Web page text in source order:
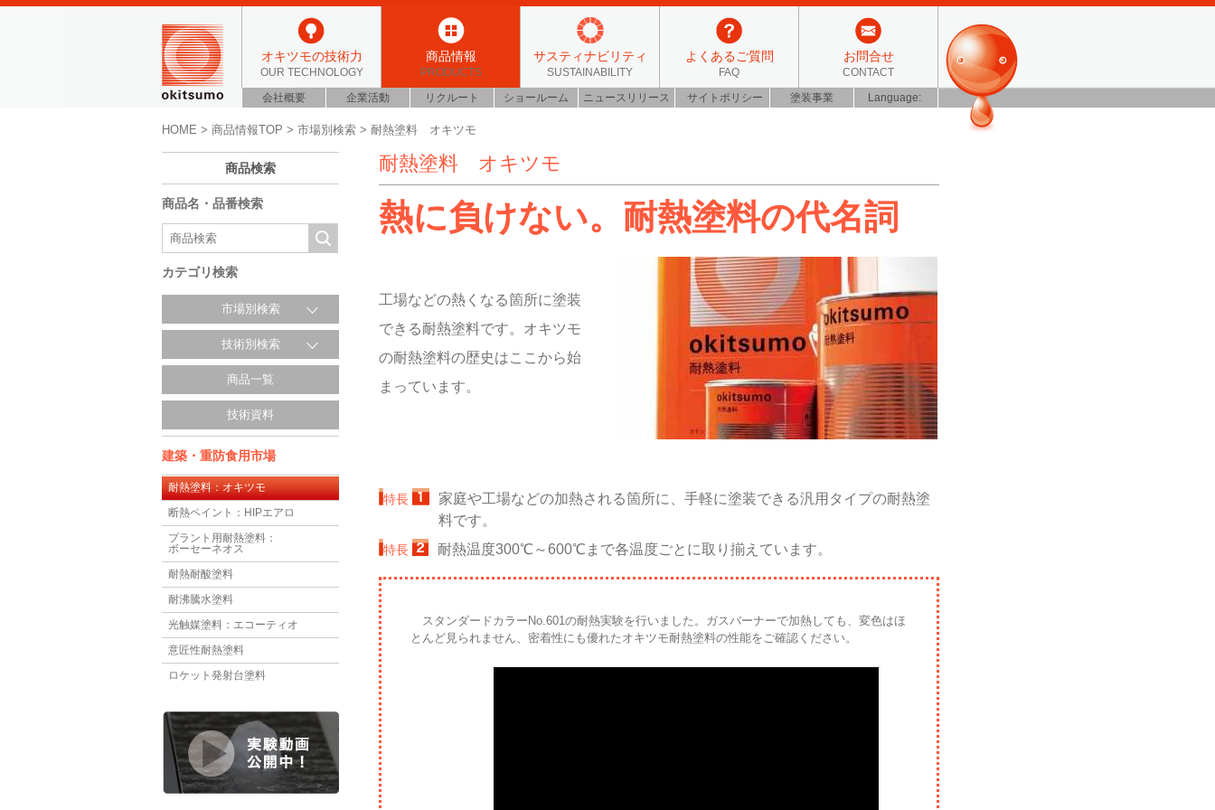
オキツモの技術力
OUR TECHNOLOGY
商品情報
PRODUCTS
サスティナビリティ
SUSTAINABILITY
よくあるご質問
FAQ
お問合せ
CONTACT
会社概要 企業活動 リクルート ショールーム ニュースリリース サイトポリシー 塗装事業 Language:
HOME > 商品情報TOP > 市場別検索 > 耐熱塗料 オキツモ
商品検索
商品名・品番検索
カテゴリ検索
市場別検索
技術別検索
商品一覧
技術資料
建築・重防食用市場
耐熱塗料：オキツモ
断熱ペイント：HIPエアロ
プラント用耐熱塗料：
ボーセーネオス
耐熱耐酸塗料
耐沸騰水塗料
光触媒塗料：エコーティオ
意匠性耐熱塗料
ロケット発射台塗料
耐熱塗料 オキツモ
熱に負けない。耐熱塗料の代名詞
工場などの熱くなる箇所に塗装
できる耐熱塗料です。オキツモ
の耐熱塗料の歴史はここから始
まっています。
特長
家庭や工場などの加熱される箇所に、手軽に塗装できる汎用タイプの耐熱塗
料です。
特長 耐熱温度300℃～600℃まで各温度ごとに取り揃えています。
スタンダードカラーNo.601の耐熱実験を行いました。ガスバーナーで加熱しても、変色はほ
とんど見られません、密着性にも優れたオキツモ耐熱塗料の性能をご確認ください。